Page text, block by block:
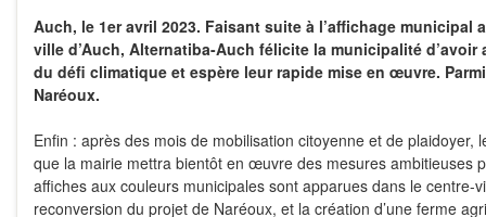
Auch, le 1er avril 2023. Faisant suite à l’affichage municipal
ville d’Auch, Alternatiba-Auch félicite la municipalité
du défi climatique et espère leur rapide mise en œuvre.
Naréoux.
Enfin : après des mois de mobilisation citoyenne et de plaidoyer,
que la mairie mettra bientôt en œuvre des mesures ambitieuses
affiches aux couleurs municipales sont apparues dans le centre-
reconversion du projet de Naréoux, et la création d’une ferme